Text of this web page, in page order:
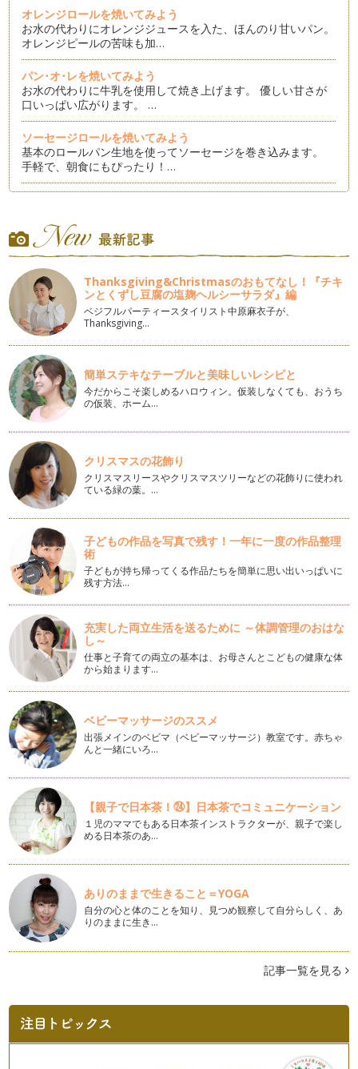
オレンジロールを焼いてみよう
お水の代わりにオレンジジュースを入た、ほんのり甘いパン。
オレンジピールの苦味も加…
パン･オ･レを焼いてみよう
お水の代わりに牛乳を使用して焼き上げます。 優しい甘さが
口いっぱい広がります。 …
ソーセージロールを焼いてみよう
基本のロールパン生地を使ってソーセージを巻き込みます。
手軽で、朝食にもぴったり！…
飛んでしまうので、甘めのお…
ストロベリーロールを焼いてみよう
冷凍イチゴを使用して焼くことで、見た目もかわいく甘酸っぱ
いパンに仕上がりました。 …
スイートポテト＆パンプキンロールを焼いてみよう
さつまいともとかぼちゃを使った、秋に食べたいあま～いパ
ン。 生地にはさつまいもを練…
スコーンを焼いてみよう
スコーンはイーストではなく、ベーキングパウダーを使用しま
す。 普通は、薄力粉だけを…
ふわふわドーナツを作ってみよう
イーストを使用してふわふわなドーナツを作ってみましょう。
油で揚げるという手間はあ…
ピッツアを焼いてみよう
今回は、家庭でも簡単かつ本格的なピッツア生地をご紹介。ピ
ッツア生地は、シンプルな材料で捏ね…
ベーグルを焼いてみよう
6月より、テーマを新たに記事を書かせていただくことになり
ました。 「パン作り」 …
Thanksgiving&Christmasのおもてなし！『チキ
ンとくずし豆腐の塩麹ヘルシーサラダ』編
ベジフルパーティースタイリスト中原麻衣子が、
Thanksgiving…
簡単ステキなテーブルと美味しいレシピと
今だからこそ楽しめるハロウィン。仮装しなくても、おうち
の仮装、ホーム…
クリスマスの花飾り
クリスマスリースやクリスマスツリーなどの花飾りに使われ
ている緑の葉。…
子どもの作品を写真で残す！一年に一度の作品整理
術
子どもが持ち帰ってくる作品たちを簡単に思い出いっぱいに
残す方法…
充実した両立生活を送るために ～体調管理のおはな
し～
仕事と子育ての両立の基本は、お母さんとこどもの健康な体
から始まります…
ベビーマッサージのススメ
出張メインのベビマ（ベビーマッサージ）教室です。赤ちゃ
んと一緒にいろ…
【親子で日本茶！㉔】日本茶でコミュニケーション
１児のママでもある日本茶インストラクターが、親子で楽し
める日本茶のあ…
ありのままで生きること＝YOGA
自分の心と体のことを知り、見つめ観察して自分らしく、あ
りのままに生き…
記事一覧を見る